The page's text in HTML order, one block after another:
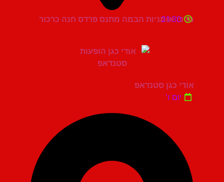
מרכז אומניות הבמה מתנס פרדס חנה כרכור
21:30
אודי כגן סטנדאפ
יום ו'